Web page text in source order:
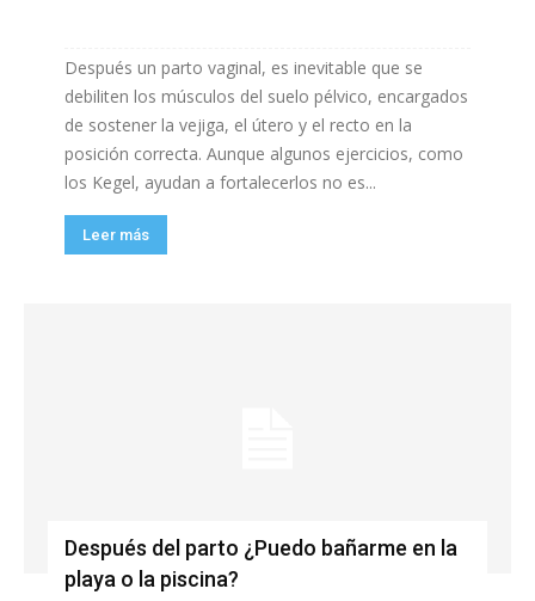
Después un parto vaginal, es inevitable que se
debiliten los músculos del suelo pélvico, encargados
de sostener la vejiga, el útero y el recto en la
posición correcta. Aunque algunos ejercicios, como
los Kegel, ayudan a fortalecerlos no es...
Leer más
Después del parto ¿Puedo bañarme en la
playa o la piscina?